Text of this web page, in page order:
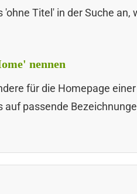
Titel' in der Suche an,
nennen
für die Homepage
passende